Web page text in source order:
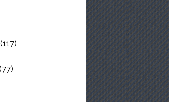
(117)
(77)